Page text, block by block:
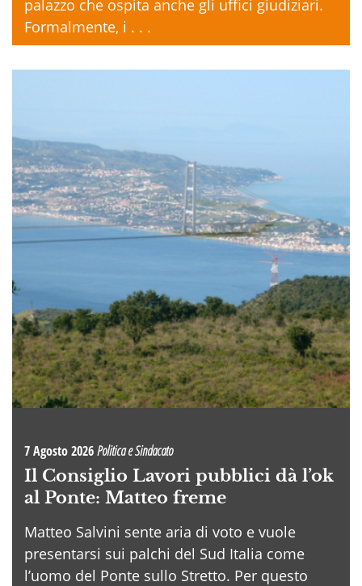
palazzo che ospita anche gli uffici giudiziari.
Formalmente, i . . .
7 Agosto 2026Politica e Sindacato
Il Consiglio Lavori pubblici dà l’ok
al Ponte: Matteo freme
Matteo Salvini sente aria di voto e vuole
presentarsi sui palchi del Sud Italia come
l’uomo del Ponte sullo Stretto. Per questo